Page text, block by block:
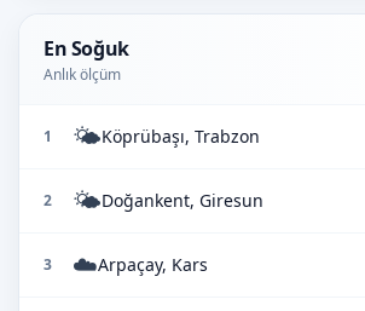
En Soğuk
Anlık ölçüm
1 🌤️Köprübaşı, Trabzon
2 🌤️Doğankent, Giresun
3 ☁️Arpaçay, Kars